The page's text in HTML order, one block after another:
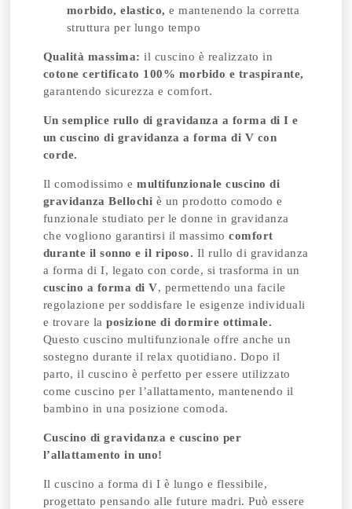
morbido, elastico, e mantenendo la corretta
struttura per lungo tempo
Qualità massima: il cuscino è realizzato in
cotone certificato 100% morbido e traspirante,
garantendo sicurezza e comfort.
Un semplice rullo di gravidanza a forma di I e
un cuscino di gravidanza a forma di V con
corde.
Il comodissimo emultifunzionale cuscino di
gravidanza Bellochi è un prodotto comodo e
funzionale studiato per le donne in gravidanza
che vogliono garantirsi il massimocomfort
durante il sonno e il riposo. Il rullo di gravidanza
a forma di I, legato con corde, si trasforma in un
cuscino a forma di V, permettendo una facile
regolazione per soddisfare le esigenze individuali
e trovare laposizione di dormire ottimale.
Questo cuscino multifunzionale offre anche un
sostegno durante il relax quotidiano. Dopo il
parto, il cuscino è perfetto per essere utilizzato
come cuscino per l’allattamento, mantenendo il
bambino in una posizione comoda.
Cuscino di gravidanza e cuscino per
l’allattamento in uno!
Il cuscino a forma di I è lungo e flessibile,
progettato pensando alle future madri. Può essere